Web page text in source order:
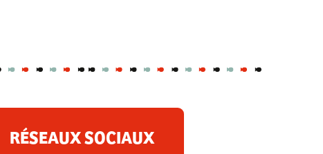
RÉSEAUX SOCIAUX